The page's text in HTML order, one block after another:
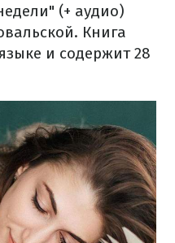
(+ аудио)
Книга
и содержит 28